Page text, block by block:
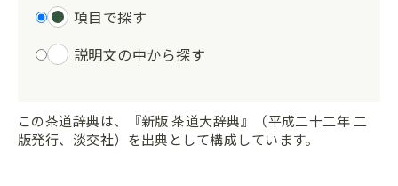
項目で探す
説明文の中から探す
この茶道辞典は、『新版 茶道大辞典』（平成二十二年 二
版発行、淡交社）を出典として構成しています。